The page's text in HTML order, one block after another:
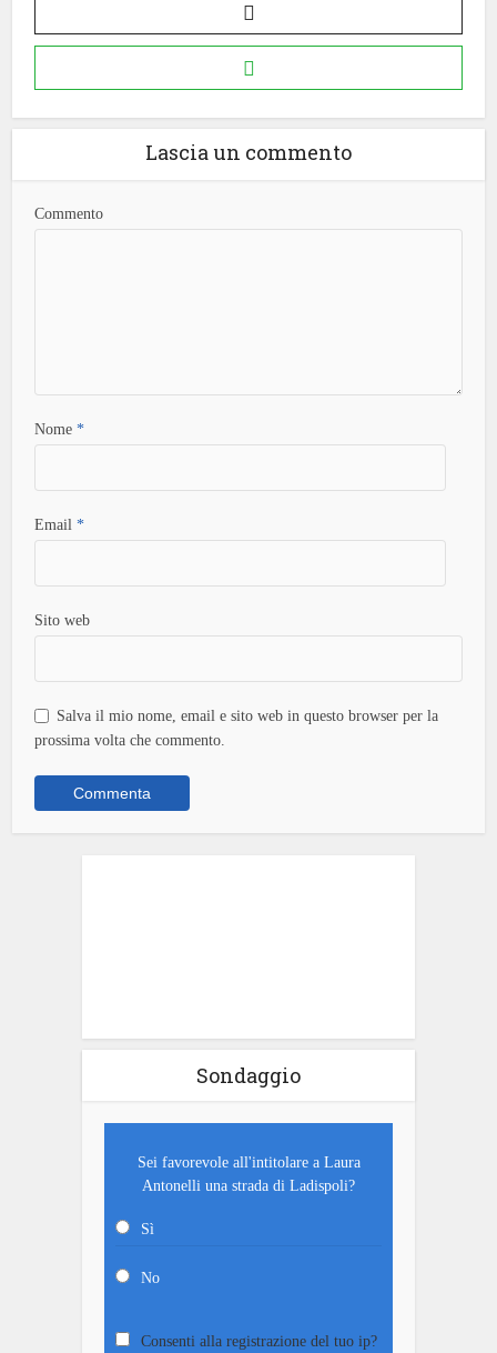
Lascia un commento
Commento
Nome*
Email*
Sito web
Salva il mio nome, email e sito web in questo browser per la
prossima volta che commento.
Sondaggio
Sei favorevole all'intitolare a Laura
Antonelli una strada di Ladispoli?
Sì
No
Consenti alla registrazione del tuo ip?